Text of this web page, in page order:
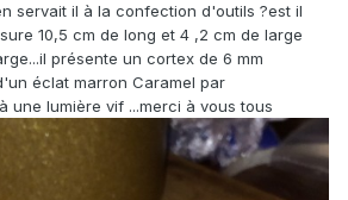
servait il à la confection d'outils ?est il
10,5 cm de long et 4 ,2 cm de large
présente un cortex de 6 mm
éclat marron Caramel par
une lumière vif ...merci à vous tous